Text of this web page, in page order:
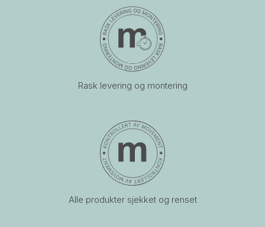
Rask levering og montering
Alle produkter sjekket og renset